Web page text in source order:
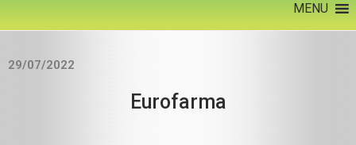
MENU
29/07/2022
Eurofarma